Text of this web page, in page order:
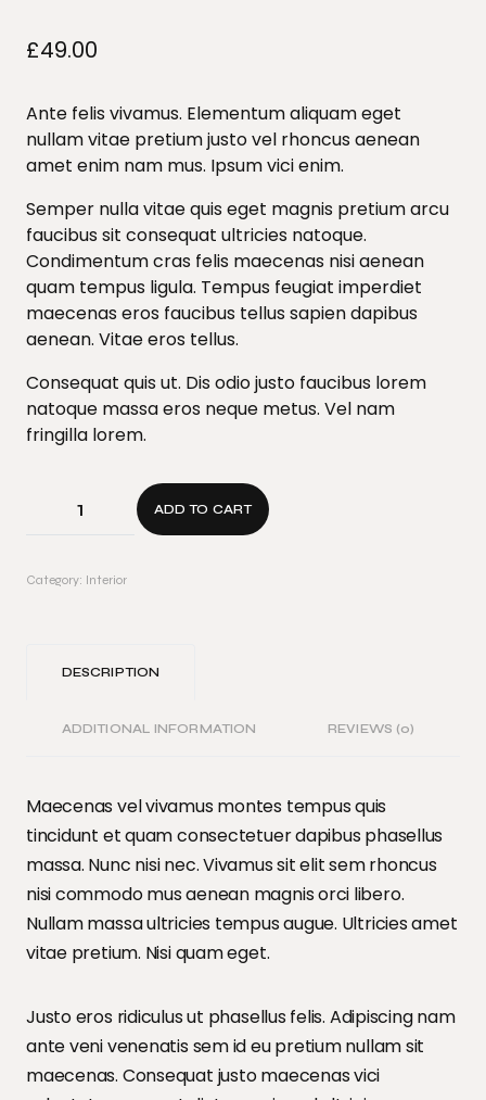
£49.00
Ante felis vivamus. Elementum aliquam eget
nullam vitae pretium justo vel rhoncus aenean
amet enim nam mus. Ipsum vici enim.
Semper nulla vitae quis eget magnis pretium arcu
faucibus sit consequat ultricies natoque.
Condimentum cras felis maecenas nisi aenean
quam tempus ligula. Tempus feugiat imperdiet
maecenas eros faucibus tellus sapien dapibus
aenean. Vitae eros tellus.
Consequat quis ut. Dis odio justo faucibus lorem
natoque massa eros neque metus. Vel nam
fringilla lorem.
ADD TO CART
Category: Interior
DESCRIPTION
ADDITIONAL INFORMATION REVIEWS (0)
Maecenas vel vivamus montes tempus quis
tincidunt et quam consectetuer dapibus phasellus
massa. Nunc nisi nec. Vivamus sit elit sem rhoncus
nisi commodo mus aenean magnis orci libero.
Nullam massa ultricies tempus augue. Ultricies amet
vitae pretium. Nisi quam eget.
Justo eros ridiculus ut phasellus felis. Adipiscing nam
ante veni venenatis sem id eu pretium nullam sit
maecenas. Consequat justo maecenas vici